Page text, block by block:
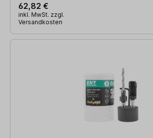
62,82 €
inkl. MwSt. zzgl.
Versandkosten